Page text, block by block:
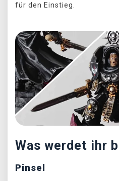
für den Einstieg.
Was werdet ihr
Pinsel